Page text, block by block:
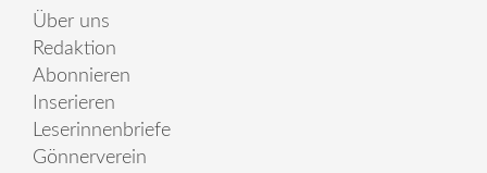
Über uns
Redaktion
Abonnieren
Inserieren
Leserinnenbriefe
Gönnerverein